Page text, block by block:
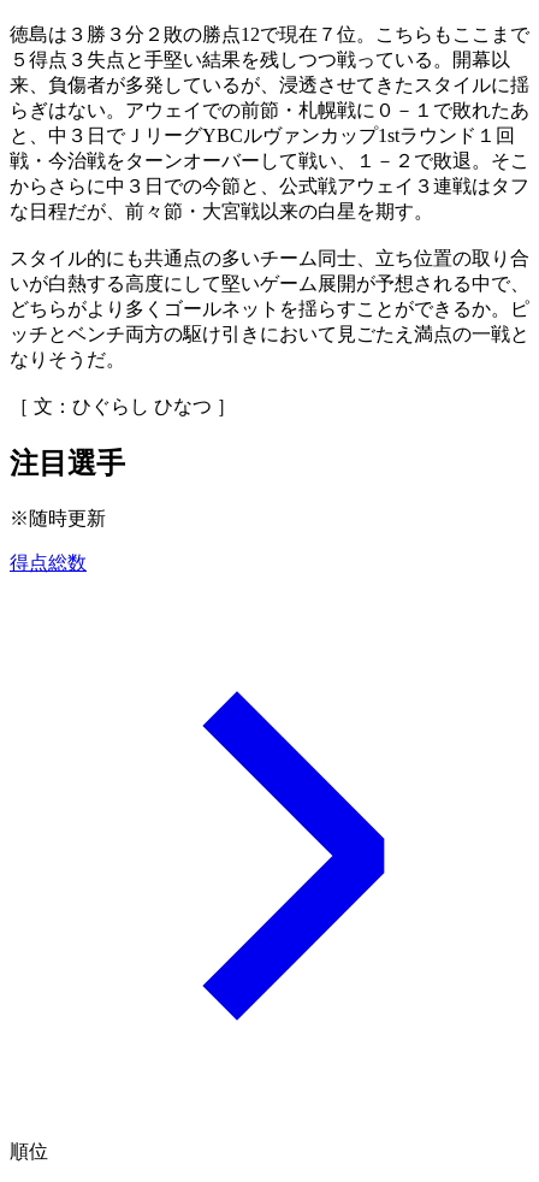
徳島は３勝３分２敗の勝点12で現在７位。こちらもここまで
５得点３失点と手堅い結果を残しつつ戦っている。開幕以
来、負傷者が多発しているが、浸透させてきたスタイルに揺
らぎはない。アウェイでの前節・札幌戦に０－１で敗れたあ
と、中３日でＪリーグYBCルヴァンカップ1stラウンド１回
戦・今治戦をターンオーバーして戦い、１－２で敗退。そこ
からさらに中３日での今節と、公式戦アウェイ３連戦はタフ
な日程だが、前々節・大宮戦以来の白星を期す。
スタイル的にも共通点の多いチーム同士、立ち位置の取り合
いが白熱する高度にして堅いゲーム展開が予想される中で、
どちらがより多くゴールネットを揺らすことができるか。ピ
ッチとベンチ両方の駆け引きにおいて見ごたえ満点の一戦と
なりそうだ。
［ 文：ひぐらし ひなつ ］
注目選手
※随時更新
得点総数
順位